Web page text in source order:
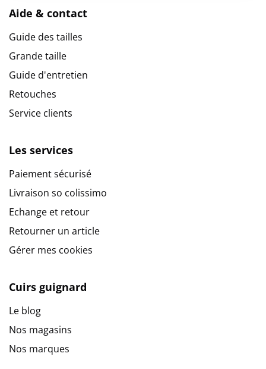
Aide & contact
Guide des tailles
Grande taille
Guide d'entretien
Retouches
Service clients
Les services
Paiement sécurisé
Livraison so colissimo
Echange et retour
Retourner un article
Gérer mes cookies
Cuirs guignard
Le blog
Nos magasins
Nos marques